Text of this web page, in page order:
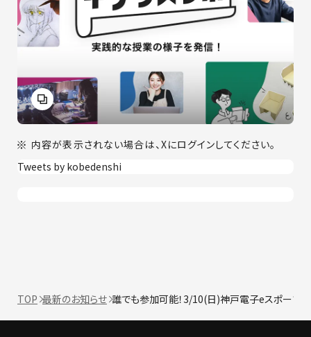
内容が表示されない場合は、Xにログインしてください。
Tweets by kobedenshi
TOP 最新のお知らせ 誰でも参加可能！3/10(日)神戸電子eスポーツフ